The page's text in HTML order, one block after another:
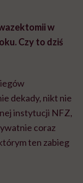
w
Czy to dziś
dekady, nikt nie
instytucji NFZ,
coraz
ten zabieg